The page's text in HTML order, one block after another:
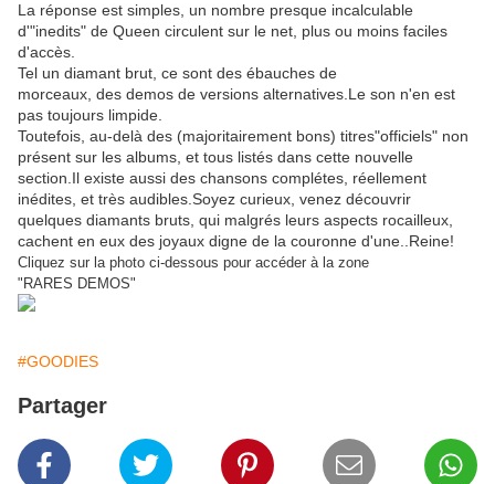
La réponse est simples, un nombre presque incalculable
d'"inedits" de Queen circulent sur le net, plus ou moins faciles
d'accès.
Tel un diamant brut, ce sont des ébauches de
morceaux, des demos de versions alternatives.Le son n'en est
pas toujours limpide.
Toutefois, au-delà des (majoritairement bons) titres"officiels" non
présent sur les albums, et tous listés dans cette nouvelle
section.Il existe aussi des chansons complétes, réellement
inédites, et très audibles.Soyez curieux, venez découvrir
quelques diamants bruts, qui malgrés leurs aspects rocailleux,
cachent en eux des joyaux digne de la couronne d'une..Reine!
Cliquez sur la photo ci-dessous pour accéder à la zone
"RARES DEMOS"
#GOODIES
Partager